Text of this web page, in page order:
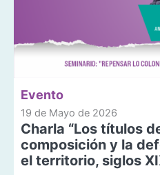
Evento
19 de Mayo de 2026
Charla “Los títulos
composición y la
el territorio, siglos